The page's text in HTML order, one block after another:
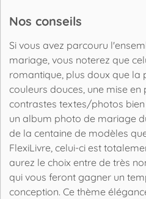
Nos conseils
Si vous avez parcouru
mariage, vous noterez que
romantique, plus doux que la
couleurs douces, une mise en
contrastes textes/photos
un album photo de mariage
de la centaine de modèles
FlexiLivre, celui-ci est
aurez le choix entre de très
qui vous feront gagner un
conception. Ce thème